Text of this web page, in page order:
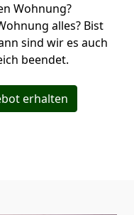
Wohnung?
alles? Bist
sind wir es auch
beendet.
erhalten